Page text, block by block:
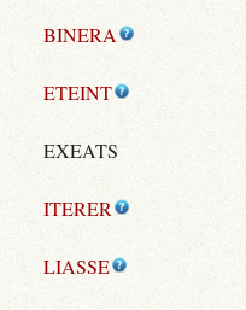
BINERA
ETEINT
EXEATS
ITERER
LIASSE